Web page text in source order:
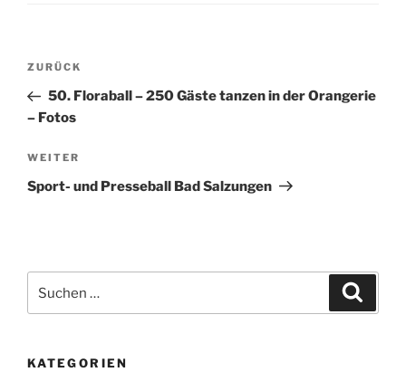
Beitragsnavigation
Vorheriger
Beitrag
ZURÜCK
50. Floraball – 250 Gäste tanzen in der Orangerie
– Fotos
Nächster
Beitrag
WEITER
Sport- und Presseball Bad Salzungen
nach:
KATEGORIEN